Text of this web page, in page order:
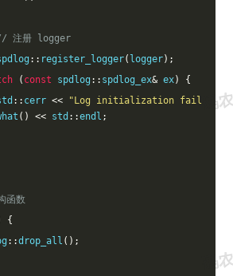
注册 logger
:: register_logger( logger);
( const spdlog :: spdlog_ex& ex)
{
:: cerr <<
"Log initialization fail
() << std ::endl ;
函数
{
::drop_all ();